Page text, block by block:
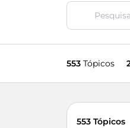
553 Tópicos
553 Tópicos